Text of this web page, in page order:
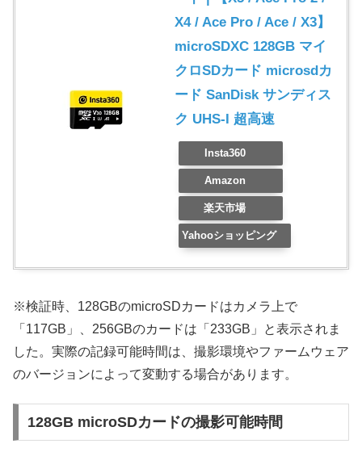
X4 / Ace Pro / Ace / X3】
microSDXC 128GB マイ
クロSDカード microsdカ
ード SanDisk サンディス
ク UHS-I 超高速
Insta360
Amazon
楽天市場
Yahooショッピング
※検証時、128GBのmicroSDカードはカメラ上で
「117GB」、256GBのカードは「233GB」と表示されま
した。実際の記録可能時間は、撮影環境やファームウェア
のバージョンによって変動する場合があります。
128GB microSDカードの撮影可能時間